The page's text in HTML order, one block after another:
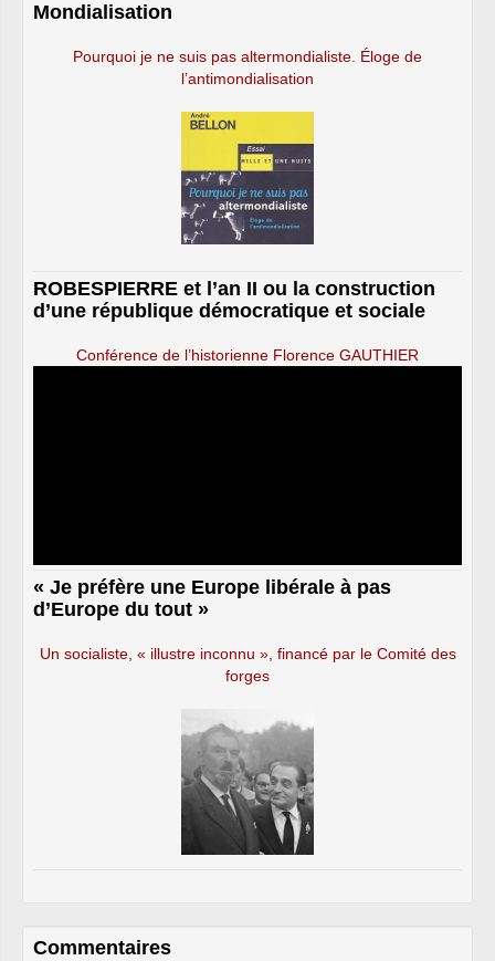
Mondialisation
Pourquoi je ne suis pas altermondialiste. Éloge de
l’antimondialisation
ROBESPIERRE et l’an II ou la construction
d’une république démocratique et sociale
Conférence de l’historienne Florence GAUTHIER
« Je préfère une Europe libérale à pas
d’Europe du tout »
Un socialiste, « illustre inconnu », financé par le Comité des
forges
Commentaires